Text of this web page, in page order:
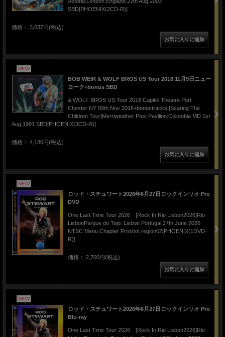
SBD[PHOENIX(2CD-R)]
価格： 3,037円(税込)
NEW
BOB WEIR & WOLF BROS US Tour 2018 11月9日ニュー
ヨーク+bonus SBD
& WOLF BROS US Tour 2018 Capitol Theatre Port
Chester NY 09th Nov 2018+bonustracks:[Scaring The
Children Tour]Merriweather Post Pavilion:Columbia MD 1st
Aug 1991 SBD[PHOENIX(3CD-R)]
価格： 4,180円(税込)
NEW
ロッド・スチュワート2026年6月27日ロックインリオ Pro
DVD
One Last Time Tour 2026 [Rock In Rio Lisbon2026]Rio
LisbonParque do Tejo: Lisbon Portugal 27th June 2026
NTSC Menu Chapter Proshot region02[PHOENIX(1DVD-
R)]
価格： 2,700円(税込)
NEW
ロッド・スチュワート2026年6月27日ロックインリオ Pro
Blu-ray
One Last Time Tour 2026 [Rock In Rio Lisbon2026]Rio